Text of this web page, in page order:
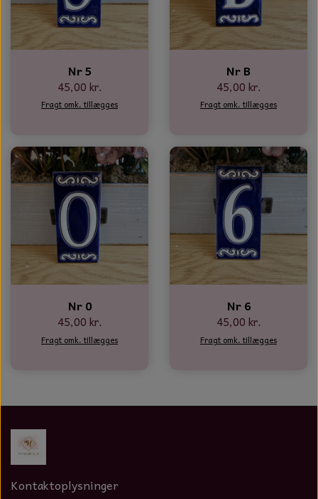
Nr 5
45,00 kr.
Fragt omk. tillægges
Nr B
45,00 kr.
Fragt omk. tillægges
Nr 0
45,00 kr.
Fragt omk. tillægges
Nr 6
45,00 kr.
Fragt omk. tillægges
Kontaktoplysninger